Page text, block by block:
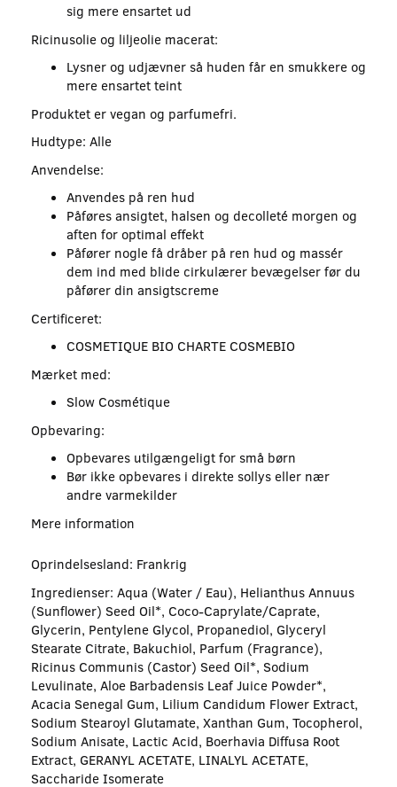
sig mere ensartet ud
Ricinusolie og liljeolie macerat:
Lysner og udjævner så huden får en smukkere og
mere ensartet teint
Produktet er vegan og parfumefri.
Hudtype: Alle
Anvendelse:
Anvendes på ren hud
Påføres ansigtet, halsen og decolleté morgen og
aften for optimal effekt
Påfører nogle få dråber på ren hud og massér
dem ind med blide cirkulærer bevægelser før du
påfører din ansigtscreme
Certificeret:
COSMETIQUE BIO CHARTE COSMEBIO
Mærket med:
Slow Cosmétique
Opbevaring:
Opbevares utilgængeligt for små børn
Bør ikke opbevares i direkte sollys eller nær
andre varmekilder
Mere information
Oprindelsesland: Frankrig
Ingredienser: Aqua (Water / Eau), Helianthus Annuus
(Sunflower) Seed Oil*, Coco-Caprylate/Caprate,
Glycerin, Pentylene Glycol, Propanediol, Glyceryl
Stearate Citrate, Bakuchiol, Parfum (Fragrance),
Ricinus Communis (Castor) Seed Oil*, Sodium
Levulinate, Aloe Barbadensis Leaf Juice Powder*,
Acacia Senegal Gum, Lilium Candidum Flower Extract,
Sodium Stearoyl Glutamate, Xanthan Gum, Tocopherol,
Sodium Anisate, Lactic Acid, Boerhavia Diffusa Root
Extract, GERANYL ACETATE, LINALYL ACETATE,
Saccharide Isomerate